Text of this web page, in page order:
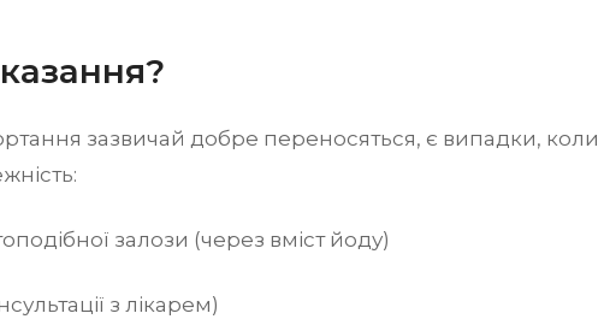
зазвичай добре переносяться, є випадки, коли
залози (через вміст йоду)
з лікарем)